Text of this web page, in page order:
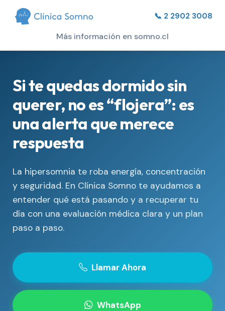
📞 2 2902 3008
Más información en somno.cl
Si te quedas dormido sin
querer, no es “flojera”: es
una alerta que merece
respuesta
La hipersomnia te roba energía, concentración
y seguridad. En Clínica Somno te ayudamos a
entender qué está pasando y a recuperar tu
día con una evaluación médica clara y un plan
paso a paso.
Llamar Ahora
WhatsApp